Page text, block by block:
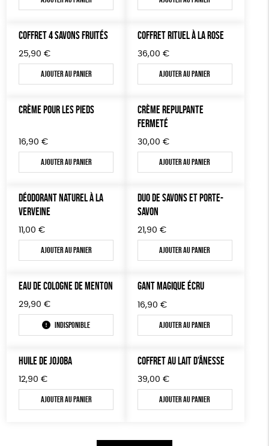
COFFRET 4 SAVONS FRUITÉS
25,90 €
Ajouter au panier
COFFRET RITUEL À LA ROSE
36,00 €
Ajouter au panier
CRÈME POUR LES PIEDS
16,90 €
Ajouter au panier
CRÈME REPULPANTE
FERMETÉ
30,00 €
Ajouter au panier
DÉODORANT NATUREL À LA
VERVEINE
11,00 €
Ajouter au panier
DUO DE SAVONS ET PORTE-
SAVON
21,90 €
Ajouter au panier
EAU DE COLOGNE DE MENTON
29,90 €
Indisponible
GANT MAGIQUE ÉCRU
16,90 €
Ajouter au panier
HUILE DE JOJOBA
12,90 €
Ajouter au panier
COFFRET AU LAIT D’ÂNESSE
39,00 €
Ajouter au panier